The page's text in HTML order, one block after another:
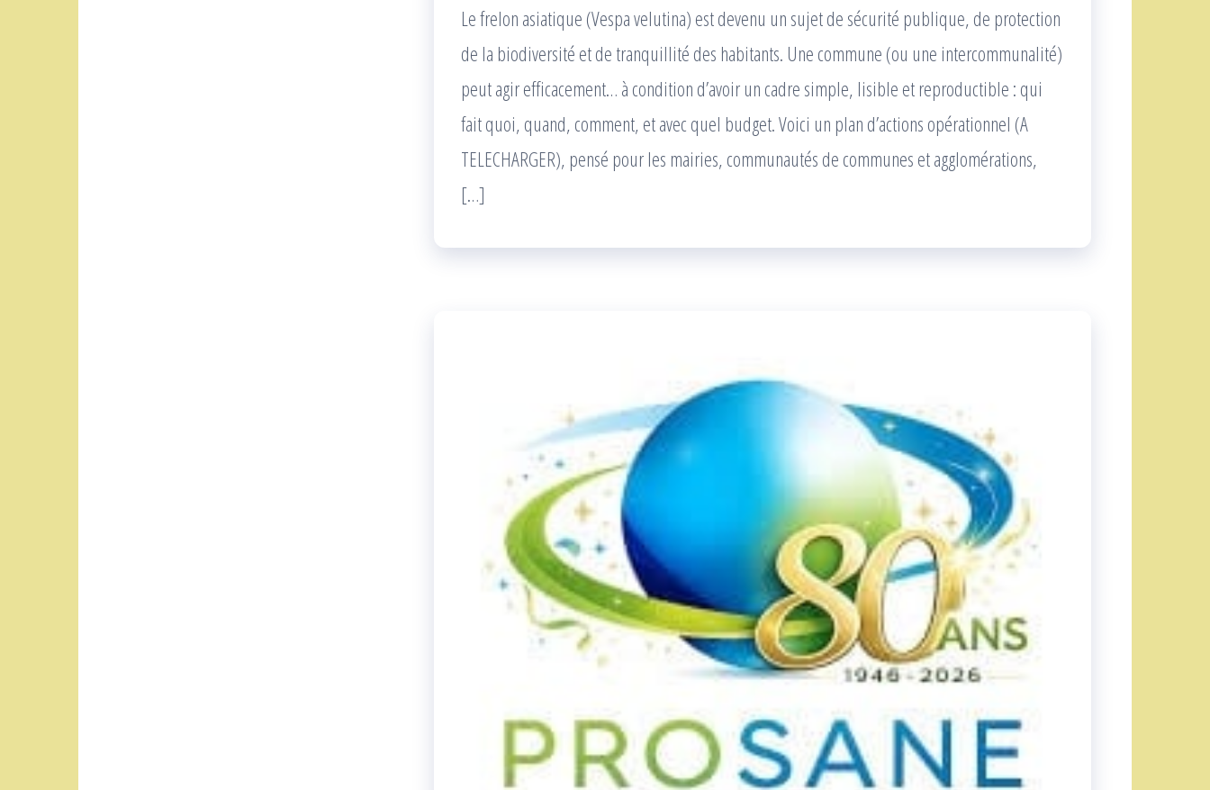
Le frelon asiatique (Vespa velutina) est devenu un sujet de sécurité publique, de protection
de la biodiversité et de tranquillité des habitants. Une commune (ou une intercommunalité)
peut agir efficacement… à condition d’avoir un cadre simple, lisible et reproductible : qui
fait quoi, quand, comment, et avec quel budget. Voici un plan d’actions opérationnel (A
TELECHARGER), pensé pour les mairies, communautés de communes et agglomérations,
[…]